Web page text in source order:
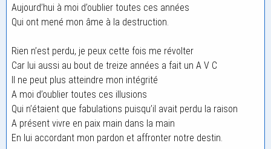
Aujourd’hui à moi d’oublier toutes ces années
Qui ont mené mon âme à la destruction.
Rien n’est perdu, je peux cette fois me révolter
Car lui aussi au bout de treize années a fait un A V C
Il ne peut plus atteindre mon intégrité
A moi d’oublier toutes ces illusions
Qui n’étaient que fabulations puisqu’il avait perdu la raison
A présent vivre en paix main dans la main
En lui accordant mon pardon et affronter notre destin.